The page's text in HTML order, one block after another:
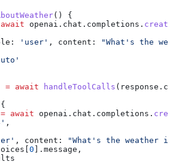
() {
await openai . chat . completions . create
'user' , content:
"What's the
= await handleToolCalls ( response .
= await openai . chat . completions .
,
, content:
"What's the weather
0 ]. message ,